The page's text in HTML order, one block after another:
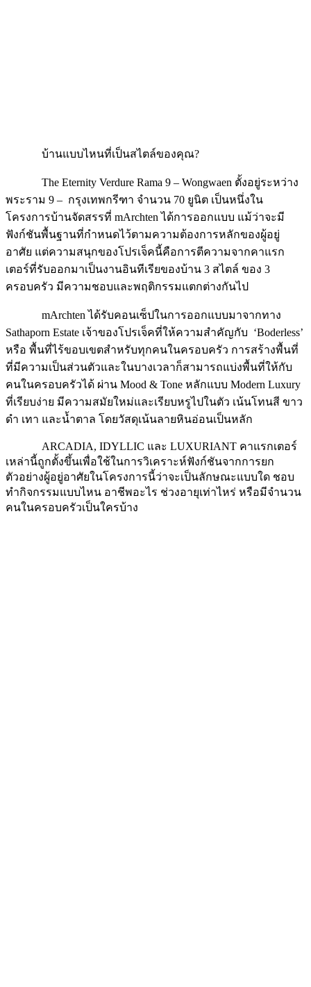
บ้านแบบไหนที่เป็นสไตล์ของคุณ?
The Eternity Verdure Rama 9 – Wongwaen ตั้งอยู่ระหว่าง
พระราม 9 – กรุงเทพกรีฑา จำนวน 70 ยูนิต เป็นหนึ่งใน
โครงการบ้านจัดสรรที่ mArchten ได้การออกแบบ แม้ว่าจะมี
ฟังก์ชันพื้นฐานที่กำหนดไว้ตามความต้องการหลักของผู้อยู่
อาศัย แต่ความสนุกของโปรเจ็คนี้คือการตีความจากคาแรก
เตอร์ที่รับออกมาเป็นงานอินทีเรียของบ้าน 3 สไตล์ ของ 3
ครอบครัว มีความชอบและพฤติกรรมแตกต่างกันไป
mArchten ได้รับคอนเซ็ปในการออกแบบมาจากทาง
Sathaporn Estate เจ้าของโปรเจ็คที่ให้ความสำคัญกับ ‘Boderless’
หรือ พื้นที่ไร้ขอบเขตสำหรับทุกคนในครอบครัว การสร้างพื้นที่
ที่มีความเป็นส่วนตัวและในบางเวลาก็สามารถแบ่งพื้นที่ให้กับ
คนในครอบครัวได้ ผ่าน Mood & Tone หลักแบบ Modern Luxury
ที่เรียบง่าย มีความสมัยใหม่และเรียบหรูไปในตัว เน้นโทนสี ขาว
ดำ เทา และน้ำตาล โดยวัสดุเน้นลายหินอ่อนเป็นหลัก
ARCADIA, IDYLLIC และ LUXURIANT คาแรกเตอร์
เหล่านี้ถูกตั้งขึ้นเพื่อใช้ในการวิเคราะห์ฟังก์ชันจากการยก
ตัวอย่างผู้อยู่อาศัยในโครงการนี้ว่าจะเป็นลักษณะแบบใด ชอบ
ทำกิจกรรมแบบไหน อาชีพอะไร ช่วงอายุเท่าไหร่ หรือมีจำนวน
คนในครอบครัวเป็นใครบ้าง